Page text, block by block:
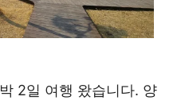
2일 여행 왔습니다. 양